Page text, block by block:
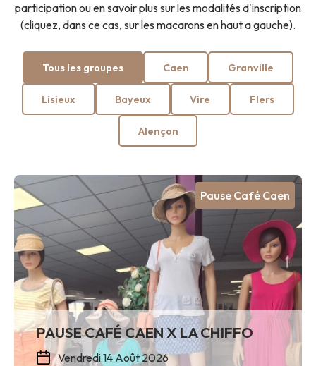
participation ou en savoir plus sur les modalités d'inscription
(cliquez, dans ce cas, sur les macarons en haut a gauche).
Tous les groupes Caen Granville
Lisieux Bayeux Vire Flers
Alençon
Pause Café Caen
PAUSE CAFÉ CAEN X LA CHIFFO
Vendredi 14 Août 2026